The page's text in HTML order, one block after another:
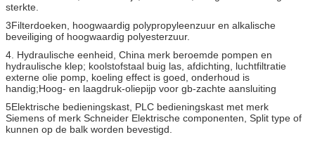
sterkte.
3Filterdoeken, hoogwaardig polypropyleenzuur en alkalische
beveiliging of hoogwaardig polyesterzuur.
4. Hydraulische eenheid, China merk beroemde pompen en
hydraulische klep; koolstofstaal buig las, afdichting, luchtfiltratie
externe olie pomp, koeling effect is goed, onderhoud is
handig;Hoog- en laagdruk-oliepijp voor gb-zachte aansluiting
5Elektrische bedieningskast, PLC bedieningskast met merk
Siemens of merk Schneider Elektrische componenten, Split type of
kunnen op de balk worden bevestigd.